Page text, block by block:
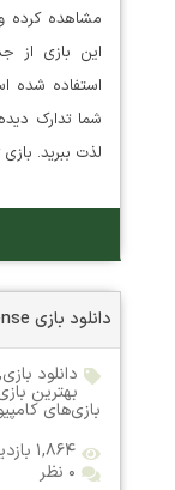
مشاهده کرده
این بازی از
استفاده شده
شما تدارک
لذت ببرید. بازی Inside Explorer…
دانلود بازی MarZ: Tactical Base Defense نسخه CODEX
دانلود بازی,
بهترین
بازی‌های
۱,۸۶۴ بازدید
۰ نظر